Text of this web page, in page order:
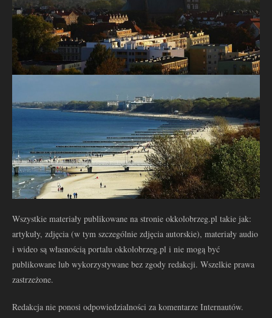
Wszystkie materiały publikowane na stronie okkolobrzeg.pl takie jak:
artykuły, zdjęcia (w tym szczególnie zdjęcia autorskie), materiały audio
i wideo są własnością portalu okkolobrzeg.pl i nie mogą być
publikowane lub wykorzystywane bez zgody redakcji. Wszelkie prawa
zastrzeżone.
Redakcja nie ponosi odpowiedzialności za komentarze Internautów.